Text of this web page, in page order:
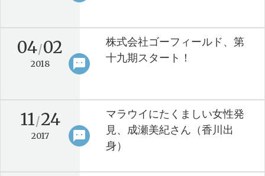
sms
04/02
2018
株式会社ゴーフィールド、第
十九期スタート！
keyboard_arrow_right
sms
11/24
2017
マラウイにたくましい女性発
見、成瀬美紀さん（香川出
身）
keyboard_arrow_right